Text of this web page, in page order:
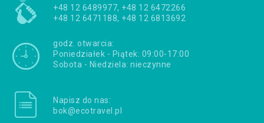
+48 12 6489977, +48 12 6472266
+48 12 6471188, +48 12 6813692
godz. otwarcia:
Poniedziałek - Piątek: 09:00-17:00
Sobota - Niedziela: nieczynne
Napisz do nas:
bok@ecotravel.pl